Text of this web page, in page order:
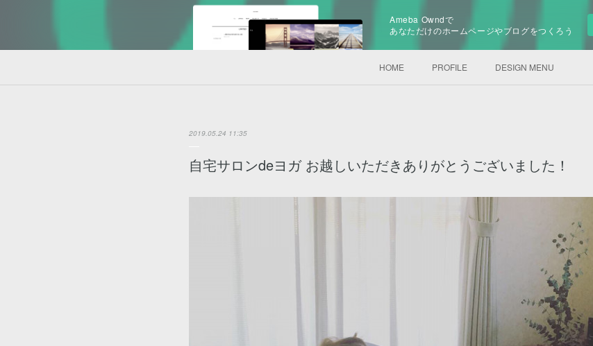
Ameba Owndで
あなただけのホームページやブログをつくろう
HOME PROFILE DESIGN MENU
2019.05.24 11:35
自宅サロンdeヨガ お越しいただきありがとうございました！